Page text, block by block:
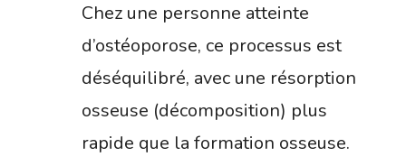
Chez une personne atteinte
d’ostéoporose, ce processus est
déséquilibré, avec une résorption
osseuse (décomposition) plus
rapide que la formation osseuse.